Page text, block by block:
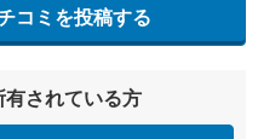
コミを投稿する
されている方